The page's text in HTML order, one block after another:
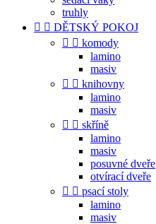
truhly
  DĚTSKÝ POKOJ
  komody
lamino
masiv
  knihovny
lamino
masiv
  skříně
lamino
masiv
posuvné dveře
otvírací dveře
  psací stoly
lamino
masiv